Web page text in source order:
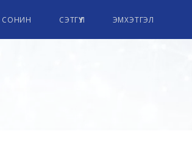
СОНИН СЭТГҮҮЛ ЭМХЭТГЭЛ